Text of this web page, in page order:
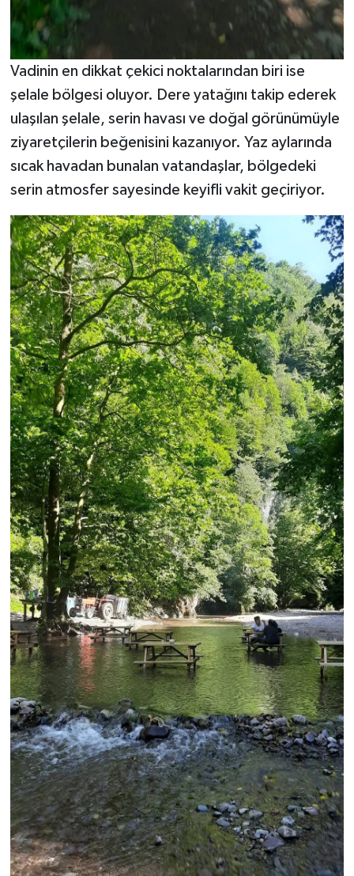
Vadinin en dikkat çekici noktalarından biri ise
şelale bölgesi oluyor. Dere yatağını takip ederek
ulaşılan şelale, serin havası ve doğal görünümüyle
ziyaretçilerin beğenisini kazanıyor. Yaz aylarında
sıcak havadan bunalan vatandaşlar, bölgedeki
serin atmosfer sayesinde keyifli vakit geçiriyor.